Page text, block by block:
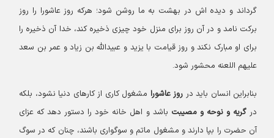
گرداند و دیده اش در بهشت به ما روشن شود؛ هرکه روز عاشورا را روز
برکت نامد و در آن روز برای منزل خود چیزی ذخیره کند، خدا آن ذخیره را
برای او مبارک نکند و روز قیامت با یزید و عبیدالله بن زیاد و عمر بن سعد
علیهم اللعنه محشور شود.
بنابراین انسان باید درروز عاشورامشغول کاری از کارهای دنیا نشود، بلکه
درگریه و نوحه و مصیبتباشد و اهل خانه خود را دستور دهد که عزای
آن حضرت را بپا دارند و مشغول ماتم و سوگواری باشند، چنان که در سوگ